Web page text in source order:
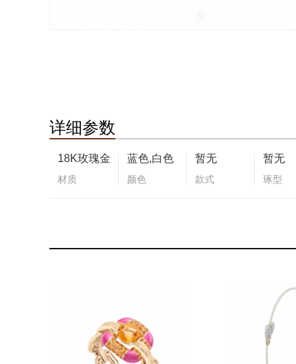
详细参数
18K玫瑰金
材质
蓝色,白色
颜色
暂无
款式
暂无
琢型